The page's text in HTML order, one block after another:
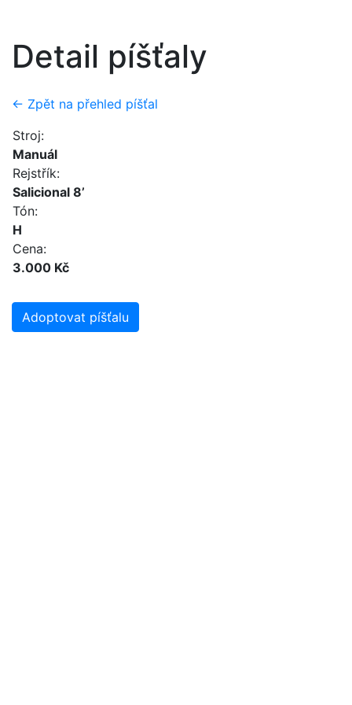
Detail píšťaly
← Zpět na přehled píšťal
Stroj:
Manuál
Rejstřík:
Salicional 8’
Tón:
H
Cena:
3.000 Kč
Adoptovat píšťalu